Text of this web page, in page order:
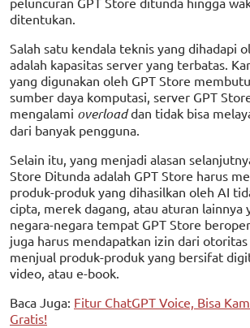
ditentukan.
Salah satu kendala teknis yang dihadapi
adalah kapasitas server yang terbatas.
yang digunakan oleh GPT Store
sumber daya komputasi, server GPT
mengalami overloaddan tidak bisa
dari banyak pengguna.
Selain itu, yang menjadi alasan
Store Ditunda adalah GPT Store harus
produk-produk yang dihasilkan oleh AI
cipta, merek dagang, atau aturan lainnya
negara-negara tempat GPT Store
juga harus mendapatkan izin dari
menjual produk-produk yang bersifat
video, atau e-book.
Baca Juga: Fitur ChatGPT Voice, Bisa
Gratis!